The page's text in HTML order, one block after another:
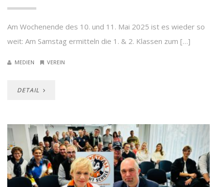
Am Wochenende des 10. und 11. Mai 2025 ist es wieder so
weit: Am Samstag ermitteln die 1. & 2. Klassen zum […]
MEDIEN VEREIN
DETAIL